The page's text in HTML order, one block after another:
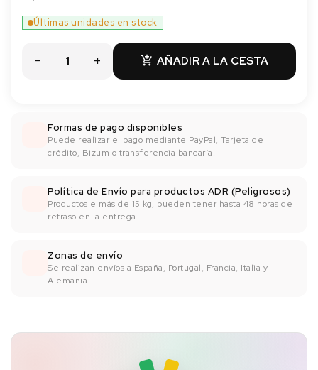
 AÑADIR A LA CESTA
Últimas unidades en stock
Formas de pago disponibles
Puede realizar el pago mediante PayPal, Tarjeta de
crédito, Bizum o transferencia bancaría.
Política de Envío para productos ADR (Peligrosos)
Productos e más de 15 kg, pueden tener hasta 48 horas de
retraso en la entrega.
Zonas de envío
Se realizan envíos a España, Portugal, Francia, Italia y
Alemania.